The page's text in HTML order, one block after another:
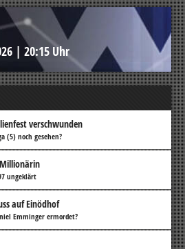
| 20:15 Uhr
verschwunden
(5) noch gesehen?
ungeklärt
auf Einödhof
Emminger ermordet?